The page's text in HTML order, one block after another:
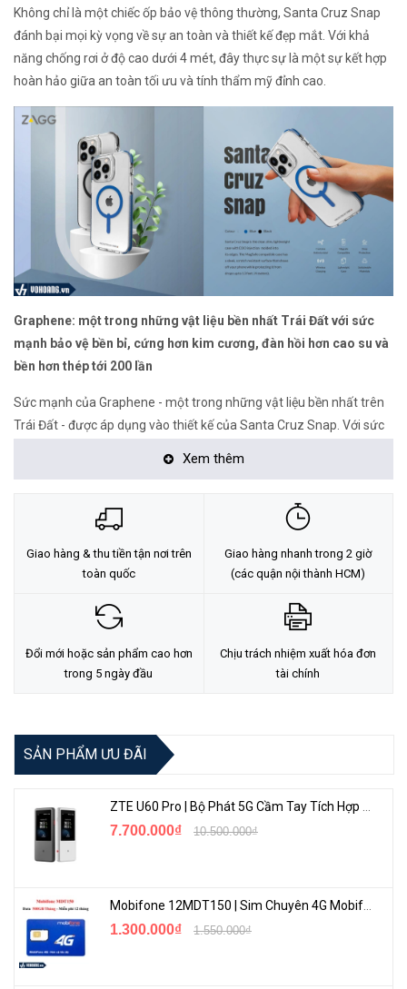
Không chỉ là một chiếc ốp bảo vệ thông thường, Santa Cruz Snap
đánh bại mọi kỳ vọng về sự an toàn và thiết kế đẹp mắt. Với khả
năng chống rơi ở độ cao dưới 4 mét, đây thực sự là một sự kết hợp
hoàn hảo giữa an toàn tối ưu và tính thẩm mỹ đỉnh cao.
Graphene: một trong những vật liệu bền nhất Trái Đất với sức
mạnh bảo vệ bền bỉ, cứng hơn kim cương, đàn hồi hơn cao su và
bền hơn thép tới 200 lần
Sức mạnh của Graphene - một trong những vật liệu bền nhất trên
Trái Đất - được áp dụng vào thiết kế của Santa Cruz Snap. Với sức
Không chỉ vậy, Graphene còn có khả năng phân tán nhiệt lượng tốt,
giúp điện thoại luôn mát mẻ trong quá trình sử dụng. Điều này đặc
đòi hỏi hiệu suất cao.
Thiết kế mỏng nhẹ và linh hoạt
Santa Cruz Snap không chỉ là một sản phẩm an toàn mà còn là
một tác phẩm nghệ thuật thời trang. Thiết kế mỏng nhẹ, linh hoạt
của nó giúp bạn mang lại cảm giác thoải mái tối đa khi cầm trên
tay. Điểm nhấn màu sắc tại đường viền ốp và vòng camera tạo nên
Xem thêm
Giao hàng & thu tiền tận nơi trên
toàn quốc
Giao hàng nhanh trong 2 giờ
(các quận nội thành HCM)
Đổi mới hoặc sản phẩm cao hơn
trong 5 ngày đầu
Chịu trách nhiệm xuất hóa đơn
tài chính
SẢN PHẨM ƯU ĐÃI
ZTE U60 Pro | Bộ Phát 5G Cầm Tay Tích Hợp Công Nghệ WiFi 7, Pin 10000mAh
7.700.000₫ 10.500.000₫
1.300.000₫ 1.550.000₫